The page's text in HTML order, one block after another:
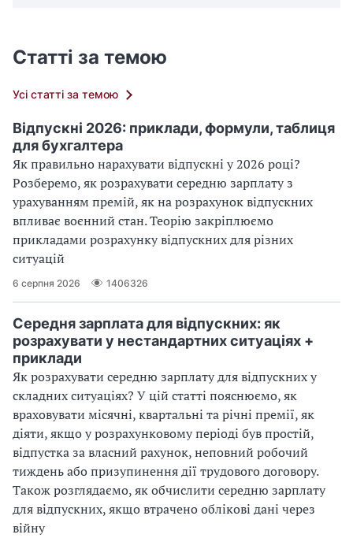
Статті за темою
Усі статті за темою
Відпускні 2026: приклади, формули, таблиця
для бухгалтера
Як правильно нарахувати відпускні у 2026 році?
Розберемо, як розрахувати середню зарплату з
урахуванням премій, як на розрахунок відпускних
впливає воєнний стан. Теорію закріплюємо
прикладами розрахунку відпускних для різних
ситуацій
6 серпня 2026 1406326
Середня зарплата для відпускних: як
розрахувати у нестандартних ситуаціях +
приклади
Як розрахувати середню зарплату для відпускних у
складних ситуаціях? У цій статті пояснюємо, як
враховувати місячні, квартальні та річні премії, як
діяти, якщо у розрахунковому періоді був простій,
відпустка за власний рахунок, неповний робочий
тиждень або призупинення дії трудового договору.
Також розглядаємо, як обчислити середню зарплату
для відпускних, якщо втрачено облікові дані через
війну